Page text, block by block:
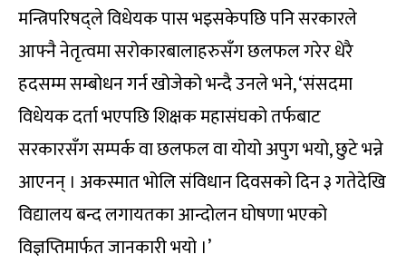
मन्त्रिपरिषद्ले विधेयक पास भइसकेपछि पनि सरकारले
आफ्नै नेतृत्वमा सरोकारबालाहरुसँग छलफल गरेर धेरै
हदसम्म सम्बोधन गर्न खोजेको भन्दै उनले भने, ‘संसदमा
विधेयक दर्ता भएपछि शिक्षक महासंघको तर्फबाट
सरकारसँग सम्पर्क वा छलफल वा योयो अपुग भयो, छुटे भन्ने
आएनन् । अकस्मात भोलि संविधान दिवसको दिन ३ गतेदेखि
विद्यालय बन्द लगायतका आन्दोलन घोषणा भएको
विज्ञप्तिमार्फत जानकारी भयो ।’